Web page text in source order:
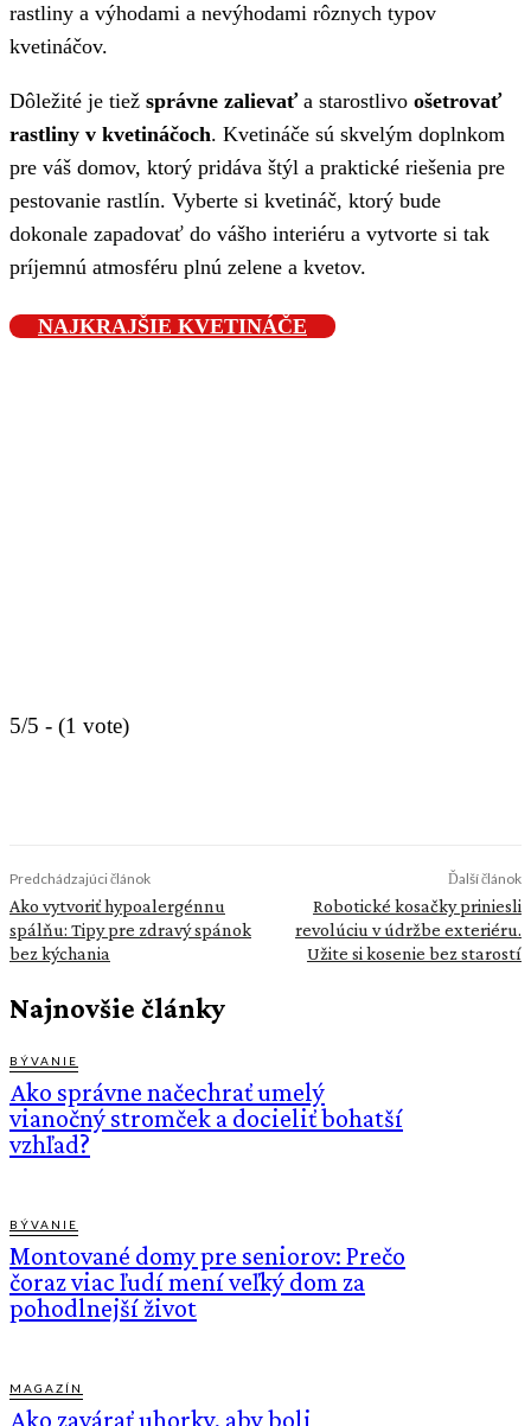
rastliny a výhodami a nevýhodami rôznych typov
kvetináčov.
Dôležité je tiež správne zalievaťa starostlivo ošetrovať
rastliny v kvetináčoch. Kvetináče sú skvelým doplnkom
pre váš domov, ktorý pridáva štýl a praktické riešenia pre
pestovanie rastlín. Vyberte si kvetináč, ktorý bude
dokonale zapadovať do vášho interiéru a vytvorte si tak
príjemnú atmosféru plnú zelene a kvetov.
NAJKRAJŠIE KVETINÁČE
5/5 - (1 vote)
Predchádzajúci článok
Ako vytvoriť hypoalergénnu
spálňu: Tipy pre zdravý spánok
bez kýchania
Ďalší článok
Robotické kosačky priniesli
revolúciu v údržbe exteriéru.
Užite si kosenie bez starostí
Najnovšie články
BÝVANIE
Ako správne načechrať umelý
vianočný stromček a docieliť bohatší
vzhľad?
BÝVANIE
Montované domy pre seniorov: Prečo
čoraz viac ľudí mení veľký dom za
pohodlnejší život
MAGAZÍN
Ako zavárať uhorky, aby boli